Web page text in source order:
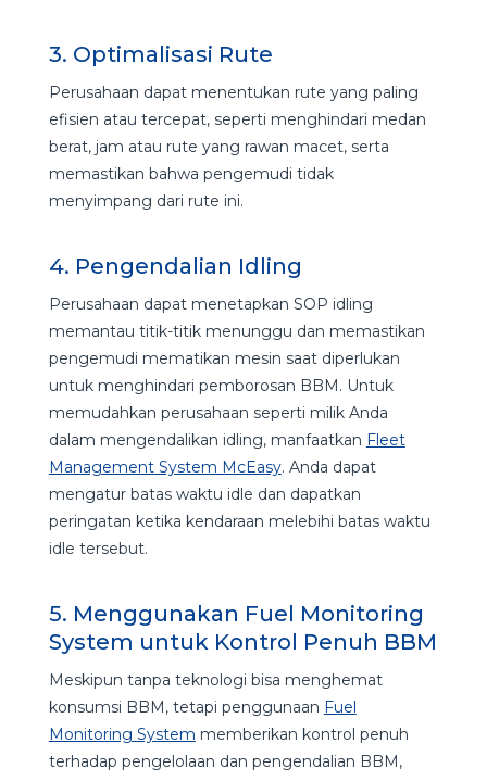
3. Optimalisasi Rute
Perusahaan dapat menentukan rute yang paling
efisien atau tercepat, seperti menghindari medan
berat, jam atau rute yang rawan macet, serta
memastikan bahwa pengemudi tidak
menyimpang dari rute ini.
4. Pengendalian Idling
Perusahaan dapat menetapkan SOP idling
memantau titik-titik menunggu dan memastikan
pengemudi mematikan mesin saat diperlukan
untuk menghindari pemborosan BBM. Untuk
memudahkan perusahaan seperti milik Anda
dalam mengendalikan idling, manfaatkan Fleet
Management System McEasy. Anda dapat
mengatur batas waktu idle dan dapatkan
peringatan ketika kendaraan melebihi batas waktu
idle tersebut.
5. Menggunakan Fuel Monitoring
System untuk Kontrol Penuh BBM
Meskipun tanpa teknologi bisa menghemat
konsumsi BBM, tetapi penggunaan Fuel
Monitoring System memberikan kontrol penuh
terhadap pengelolaan dan pengendalian BBM,